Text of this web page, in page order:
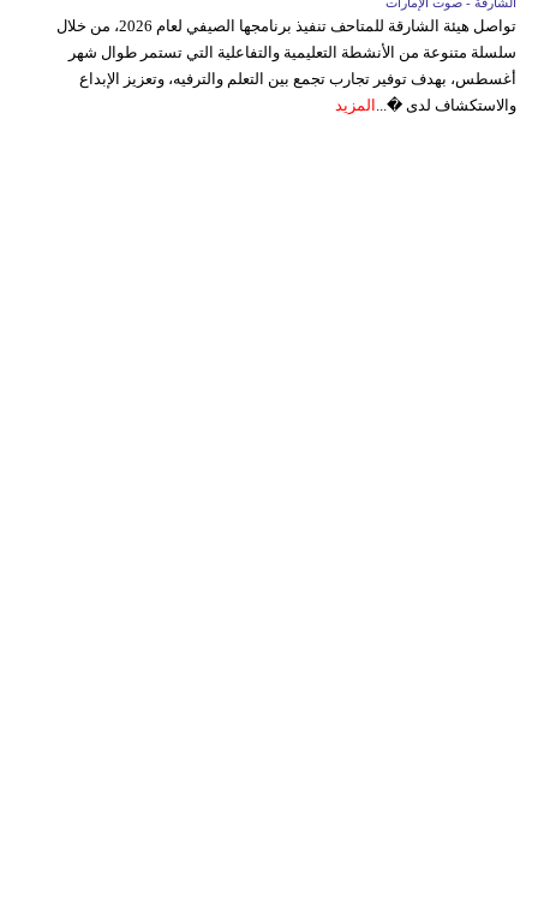
تواصل هيئة الشارقة للمتاحف تنفيذ برنامجها الصيفي لعام 2026، من خلال
سلسلة متنوعة من الأنشطة التعليمية والتفاعلية التي تستمر طوال شهر
أغسطس، بهدف توفير تجارب تجمع بين التعلم والترفيه، وتعزيز الإبداع
والاستكشاف لدى �... المزيد